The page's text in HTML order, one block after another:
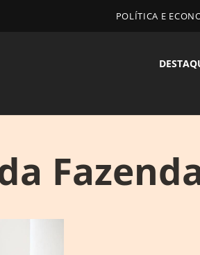
POLÍTICA E